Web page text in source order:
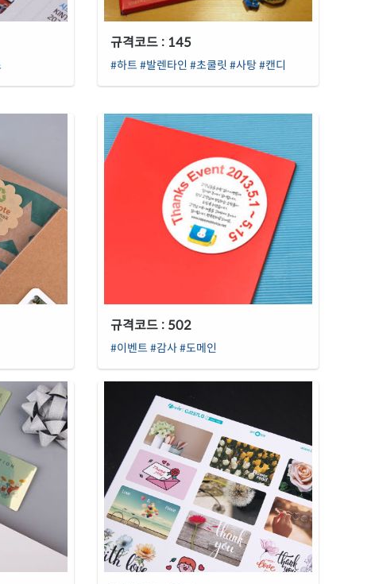
규격코드 : 145
#하트 #발렌타인 #초쿨릿 #사탕#캔디
규격코드 : 502
#이벤트 #감사#도메인